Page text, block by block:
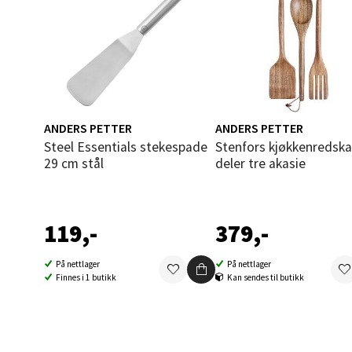
ANDERS PETTER
Steel Essentials stekespade
29 cm stål
119,-
På nettlager
Finnes i 1 butikk
ANDERS PETTER
Stenfors kjøkkenredskaper 3
deler tre akasie
379,-
På nettlager
Kan sendes til butikk
Åpent